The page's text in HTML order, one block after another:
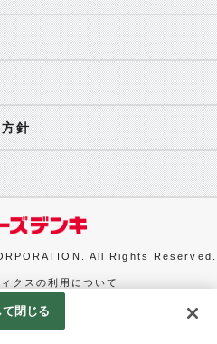
針
All Rights Reserved.
クスの利用について
て閉じる